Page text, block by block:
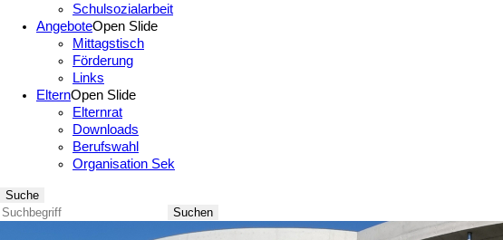
Schulsozialarbeit
AngeboteOpen Slide
Mittagstisch
Förderung
Links
ElternOpen Slide
Elternrat
Downloads
Berufswahl
Organisation Sek
Suche
Suchen